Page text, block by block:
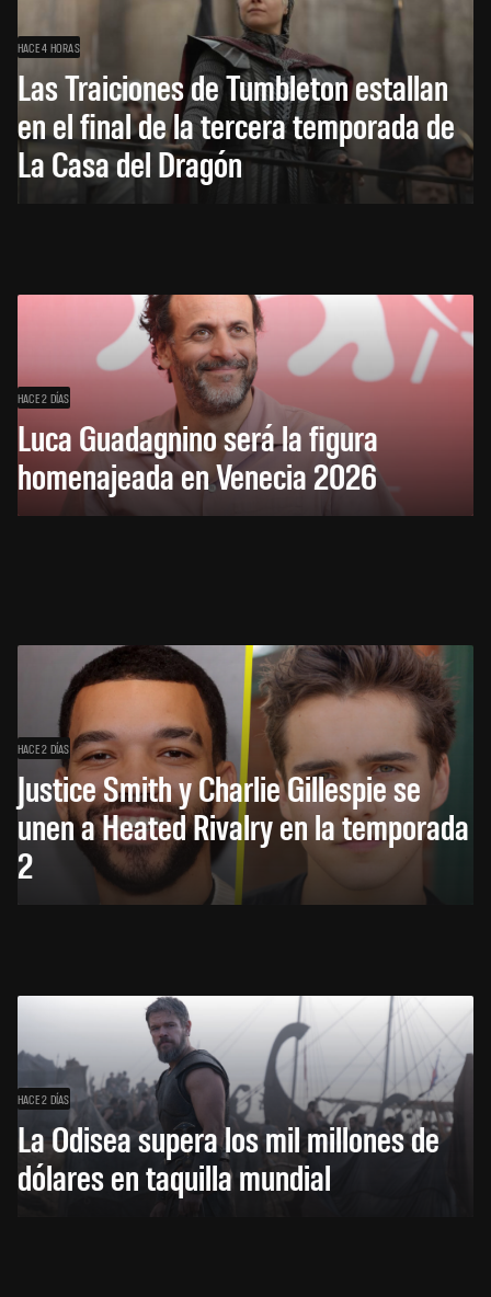
HACE 4 HORAS
Las Traiciones de Tumbleton estallan
en el final de la tercera temporada de
La Casa del Dragón
HACE 2 DÍAS
Luca Guadagnino será la figura
homenajeada en Venecia 2026
HACE 2 DÍAS
Justice Smith y Charlie Gillespie se
unen a Heated Rivalry en la temporada
2
HACE 2 DÍAS
La Odisea supera los mil millones de
dólares en taquilla mundial